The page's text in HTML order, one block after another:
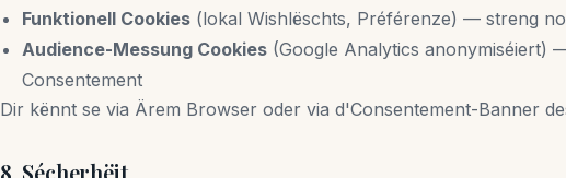
Funktionell Cookies (lokal Wishlëschts, Préférenze) — streng
Audience-Messung Cookies (Google Analytics anonymiséiert)
Consentement
Dir kënnt se via Ärem Browser oder via d'Consentement-Banner
8. Sécherhëit